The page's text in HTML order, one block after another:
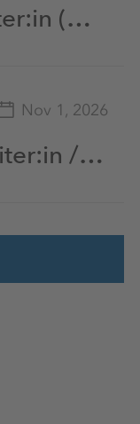
Produktionmitarbeiter:in (m/w/d)
Nov 1, 2026
Produktionsmitarbeiter:in / Maschinenführer:in / Maschinenbediener:in / Anlagenbediener:in in Schichtarbeit (m/w/d)